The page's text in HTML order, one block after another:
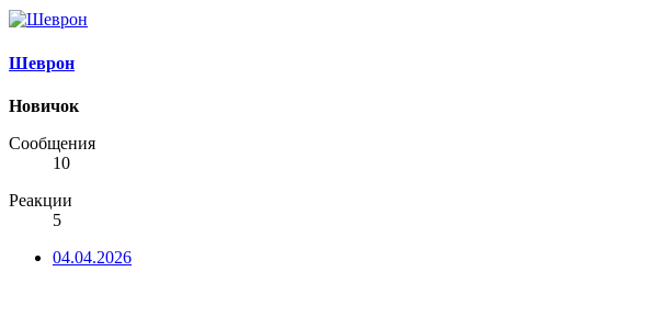
Шеврон
Новичок
Сообщения
10
Реакции
5
04.04.2026